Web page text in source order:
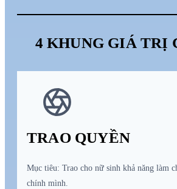
4 KHUNG GIÁ TRỊ
TRAO QUYỀN
Mục tiêu: Trao cho nữ sinh khả năng làm
chính mình.